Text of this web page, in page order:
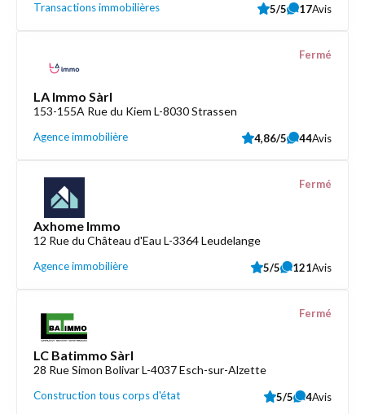
Transactions immobilières 5/5 17Avis
LA Immo Sàrl
153-155A Rue du Kiem L-8030 Strassen
Agence immobilière
Fermé
4,86/5 44Avis
Axhome Immo
12 Rue du Château d'Eau L-3364 Leudelange
Agence immobilière
Fermé
5/5 121Avis
LC Batimmo Sàrl
28 Rue Simon Bolivar L-4037 Esch-sur-Alzette
Construction tous corps d'état
Fermé
5/5 4Avis